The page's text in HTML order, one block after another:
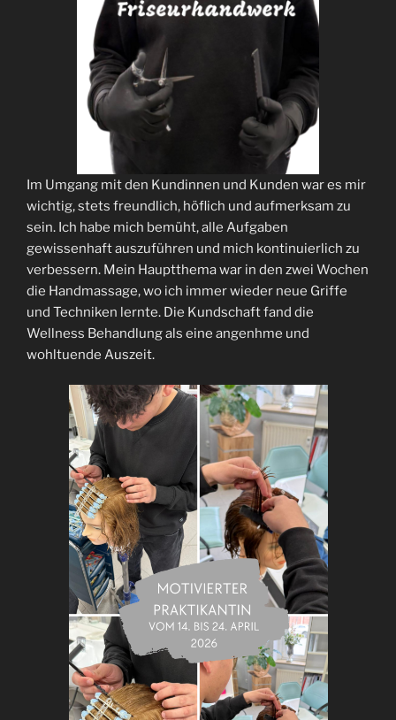
Im Umgang mit den Kundinnen und Kunden war es mir
wichtig, stets freundlich, höflich und aufmerksam zu
sein. Ich habe mich bemüht, alle Aufgaben
gewissenhaft auszuführen und mich kontinuierlich zu
verbessern. Mein Hauptthema war in den zwei Wochen
die Handmassage, wo ich immer wieder neue Griffe
und Techniken lernte. Die Kundschaft fand die
Wellness Behandlung als eine angenhme und
wohltuende Auszeit.